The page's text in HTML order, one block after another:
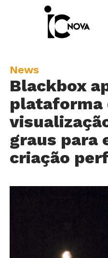
Blackbox
plataforma
graus para
criação
C
a
e
g
o
r
y
News